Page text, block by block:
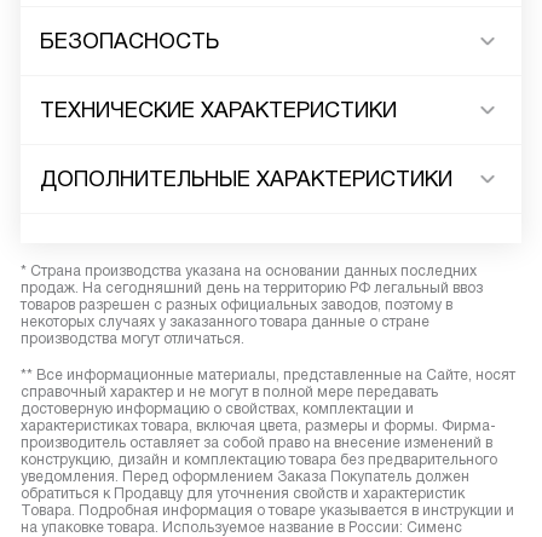
БЕЗОПАСНОСТЬ
ТЕХНИЧЕСКИЕ ХАРАКТЕРИСТИКИ
ДОПОЛНИТЕЛЬНЫЕ ХАРАКТЕРИСТИКИ
* Страна производства указана на основании данных последних
продаж. На сегодняшний день на территорию РФ легальный ввоз
товаров разрешен с разных официальных заводов, поэтому в
некоторых случаях у заказанного товара данные о стране
производства могут отличаться.
** Все информационные материалы, представленные на Сайте, носят
справочный характер и не могут в полной мере передавать
достоверную информацию о свойствах, комплектации и
характеристиках товара, включая цвета, размеры и формы. Фирма-
производитель оставляет за собой право на внесение изменений в
конструкцию, дизайн и комплектацию товара без предварительного
уведомления. Перед оформлением Заказа Покупатель должен
обратиться к Продавцу для уточнения свойств и характеристик
Товара. Подробная информация о товаре указывается в инструкции и
на упаковке товара. Используемое название в России: Сименс